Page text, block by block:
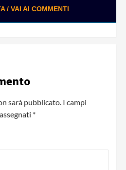
/ VAI AI COMMENTI
sarà pubblicato. I campi
*